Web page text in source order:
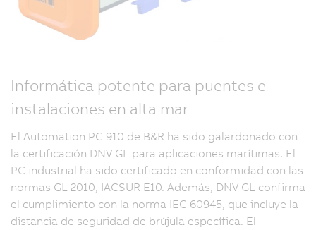
Informática potente para puentes e
instalaciones en alta mar
El Automation PC 910 de B&R ha sido galardonado con
la certificación DNV GL para aplicaciones marítimas. El
PC industrial ha sido certificado en conformidad con las
normas GL 2010, IACSUR E10. Además, DNV GL confirma
el cumplimiento con la norma IEC 60945, que incluye la
distancia de seguridad de brújula específica. El